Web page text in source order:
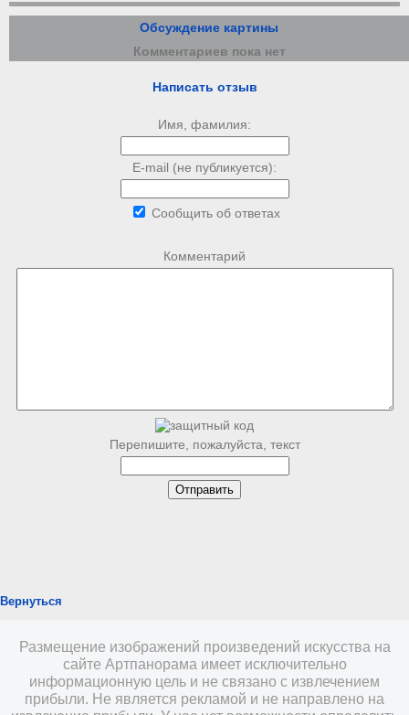
Обсуждение картины
Комментариев пока нет
Написать отзыв
Имя, фамилия:
E-mail (не публикуется):
Сообщить об ответах
Комментарий
Перепишите, пожалуйста, текст
Вернуться
Размещение изображений произведений искусства на
сайте Артпанорама имеет исключительно
информационную цель и не связано с извлечением
прибыли. Не является рекламой и не направлено на